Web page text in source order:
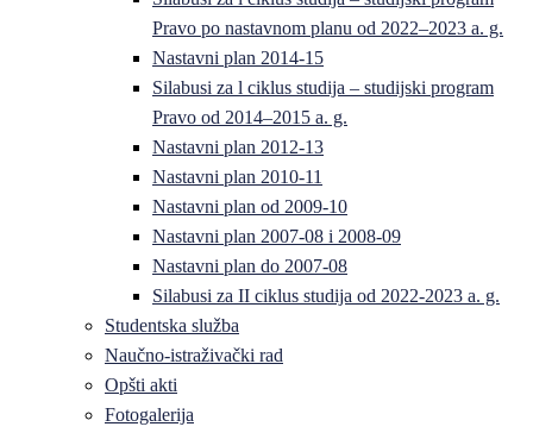
Pravo po nastavnom planu od 2022–2023 a. g.
Nastavni plan 2014-15
Silabusi za l ciklus studija – studijski program
Pravo od 2014–2015 a. g.
Nastavni plan 2012-13
Nastavni plan 2010-11
Nastavni plan od 2009-10
Nastavni plan 2007-08 i 2008-09
Nastavni plan do 2007-08
Silabusi za II ciklus studija od 2022-2023 a. g.
Studentska služba
Naučno-istraživački rad
Opšti akti
Fotogalerija